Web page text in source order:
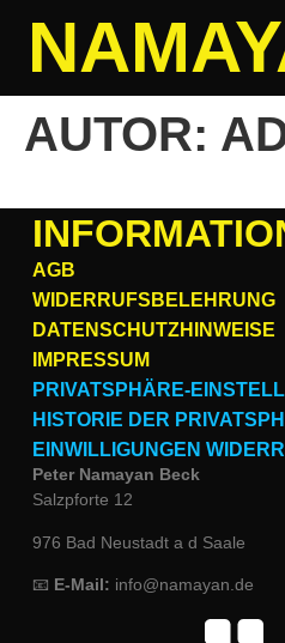
AUTOR:
AGB
WIDERRUFSBELEHRUNG
DATENSCHUTZHINWEISE
IMPRESSUM
PRIVATSPHÄRE-
HISTORIE DER
EINWILLIGUNGEN
Peter Namayan Beck
Salzpforte 12
976 Bad Neustadt a d Saale
📧 E-Mail: info@namayan.de